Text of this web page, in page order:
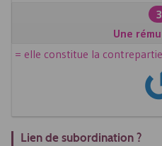
3
Une
= elle constitue la
Lien de subordination ?